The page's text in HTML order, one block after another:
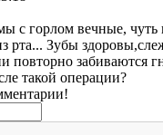
с горлом вечные,
рта... Зубы
повторно забиваются
такой операции?